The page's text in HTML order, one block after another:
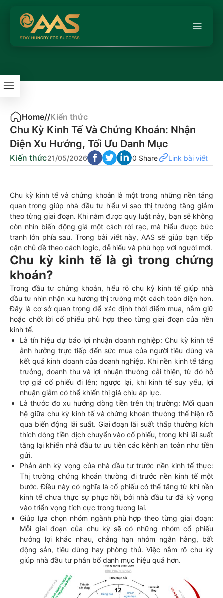
Home//Kiến thức
Chu Kỳ Kinh Tế Và Chứng Khoán: Nhận
Diện Xu Hướng, Tối Ưu Danh Mục
Kiến thức21/05/2026 0 Share Link bài viết
Chu kỳ kinh tế và chứng khoán là một trong những nền tảng
quan trọng giúp nhà đầu tư hiểu vì sao thị trường tăng giảm
theo từng giai đoạn. Khi nắm được quy luật này, bạn sẽ không
còn nhìn biến động giá một cách rời rạc, mà hiểu được bức
tranh lớn phía sau. Trong bài viết này, AAS sẽ giúp bạn tiếp
cận chủ đề theo cách logic, dễ hiểu và phù hợp với người mới.
Chu kỳ kinh tế là gì trong chứng
khoán?
Trong đầu tư chứng khoán, hiểu rõ chu kỳ kinh tế giúp nhà
đầu tư nhìn nhận xu hướng thị trường một cách toàn diện hơn.
Đây là cơ sở quan trọng để xác định thời điểm mua, nắm giữ
hoặc chốt lời cổ phiếu phù hợp theo từng giai đoạn của nền
kinh tế.
Là tín hiệu dự báo lợi nhuận doanh nghiệp: Chu kỳ kinh tế
ảnh hưởng trực tiếp đến sức mua của người tiêu dùng và
kết quả kinh doanh của doanh nghiệp. Khi nền kinh tế tăng
trưởng, doanh thu và lợi nhuận thường cải thiện, từ đó hỗ
trợ giá cổ phiếu đi lên; ngược lại, khi kinh tế suy yếu, lợi
nhuận giảm có thể khiến thị giá chịu áp lực.
Là thước đo xu hướng dòng tiền trên thị trường: Mối quan
hệ giữa chu kỳ kinh tế và chứng khoán thường thể hiện rõ
qua biến động lãi suất. Giai đoạn lãi suất thấp thường kích
thích dòng tiền dịch chuyển vào cổ phiếu, trong khi lãi suất
tăng lại khiến nhà đầu tư ưu tiên các kênh an toàn như tiền
gửi.
Phản ánh kỳ vọng của nhà đầu tư trước nền kinh tế thực:
Thị trường chứng khoán thường đi trước nền kinh tế một
bước. Điều này có nghĩa là cổ phiếu có thể tăng từ khi nền
kinh tế chưa thực sự phục hồi, bởi nhà đầu tư đã kỳ vọng
vào triển vọng tích cực trong tương lai.
Giúp lựa chọn nhóm ngành phù hợp theo từng giai đoạn:
Mỗi giai đoạn của chu kỳ sẽ có những nhóm cổ phiếu
hưởng lợi khác nhau, chẳng hạn nhóm ngân hàng, bất
động sản, tiêu dùng hay phòng thủ. Việc nắm rõ chu kỳ
giúp nhà đầu tư phân bổ danh mục hiệu quả hơn.